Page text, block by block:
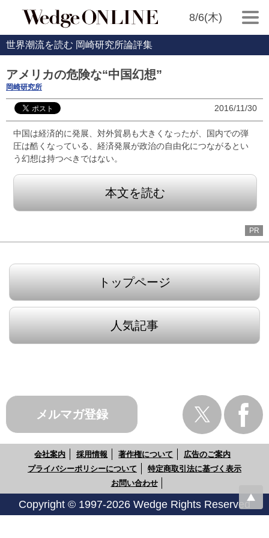
8/6(木)
世界潮流を読む 岡崎研究所論評集
アメリカの危険な“中国幻想”
岡崎研究所
2016/11/30
中国は経済的に発展、対外貿易も大きくなったが、国内での弾
圧は酷くなっている、経済発展が政治の自由化につながるとい
う幻想は持つべきではない。
本文を読む
PR
トップページ
人気記事
メルマガ登録
会社案内 採用情報 著作権について
広告のご案内
プライバシーポリシーについて
特定商取引法に基づく表示
お問い合わせ
Copyright © 1997-2026 Wedge Rights Reserved